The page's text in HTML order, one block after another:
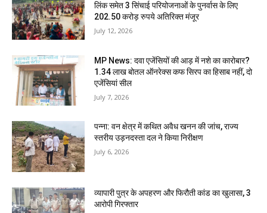
लिंक समेत 3 सिंचाई परियोजनाओं के पुनर्वास के लिए
202.50 करोड़ रुपये अतिरिक्त मंजूर
July 12, 2026
MP News: दवा एजेंसियों की आड़ में नशे का कारोबार?
1.34 लाख बोतल ऑनरेक्स कफ सिरप का हिसाब नहीं, दो
एजेंसियां सील
July 7, 2026
पन्ना: वन क्षेत्र में कथित अवैध खनन की जांच, राज्य
स्तरीय उड़नदस्ता दल ने किया निरीक्षण
July 6, 2026
व्यापारी पुत्र के अपहरण और फिरौती कांड का खुलासा, 3
आरोपी गिरफ्तार